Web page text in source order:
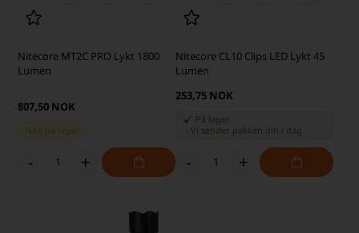
Nitecore MT2C PRO Lykt 1800
Lumen
807,50 NOK
Ikke på lager
- +
Nitecore CL10 Clips LED Lykt 45
Lumen
253,75 NOK
På lager
Vi sender pakken din i dag
- +